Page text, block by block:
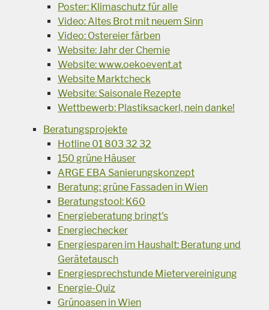
Poster: Klimaschutz für alle
Video: Altes Brot mit neuem Sinn
Video: Ostereier färben
Website: Jahr der Chemie
Website: www.oekoevent.at
Website Marktcheck
Website: Saisonale Rezepte
Wettbewerb: Plastiksackerl, nein danke!
Beratungsprojekte
Hotline 01 803 32 32
150 grüne Häuser
ARGE EBA Sanierungskonzept
Beratung: grüne Fassaden in Wien
Beratungstool: K60
Energieberatung bringt's
Energiechecker
Energiesparen im Haushalt: Beratung und
Gerätetausch
Energiesprechstunde Mietervereinigung
Energie-Quiz
Grünoasen in Wien